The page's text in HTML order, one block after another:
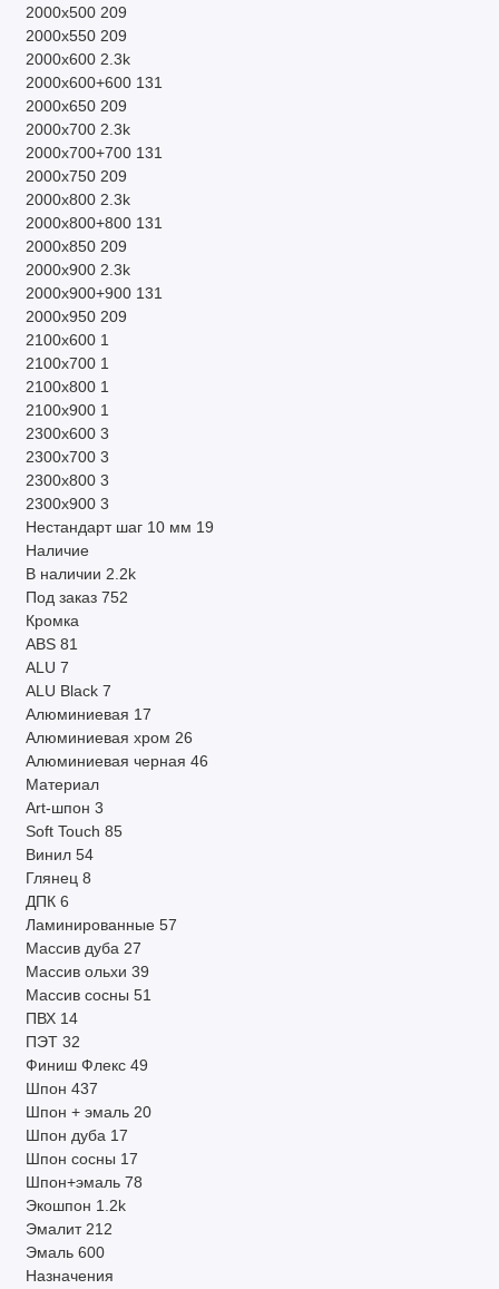
2000х500 209
2000х550 209
2000х600 2.3k
2000х600+600 131
2000х650 209
2000х700 2.3k
2000х700+700 131
2000х750 209
2000х800 2.3k
2000х800+800 131
2000х850 209
2000х900 2.3k
2000х900+900 131
2000х950 209
2100х600 1
2100х700 1
2100х800 1
2100х900 1
2300х600 3
2300х700 3
2300х800 3
2300х900 3
Нестандарт шаг 10 мм 19
Наличие
В наличии 2.2k
Под заказ 752
Кромка
ABS 81
ALU 7
ALU Black 7
Алюминиевая 17
Алюминиевая хром 26
Алюминиевая черная 46
Материал
Art-шпон 3
Soft Touch 85
Винил 54
Глянец 8
ДПК 6
Ламинированные 57
Массив дуба 27
Массив ольхи 39
Массив сосны 51
ПВХ 14
ПЭТ 32
Финиш Флекс 49
Шпон 437
Шпон + эмаль 20
Шпон дуба 17
Шпон сосны 17
Шпон+эмаль 78
Экошпон 1.2k
Эмалит 212
Эмаль 600
Назначения